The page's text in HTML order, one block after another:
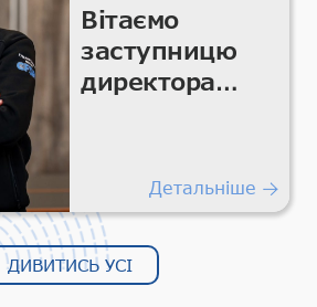
Вітаємо
заступницю
директора
Детальніше
ДИВИТИСЬ УСІ